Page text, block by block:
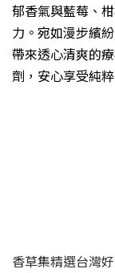
郁香氣與藍莓、
力。宛如漫步繽
帶來透心清爽的
劑，安心享受純
香草集精選台灣